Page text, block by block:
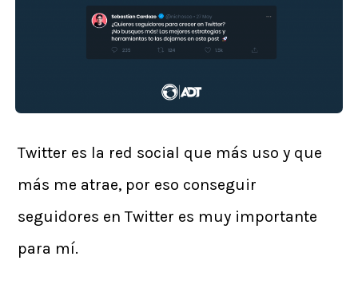
Twitter es la red social que más uso y que
más me atrae, por eso conseguir
seguidores en Twitter es muy importante
para mí.